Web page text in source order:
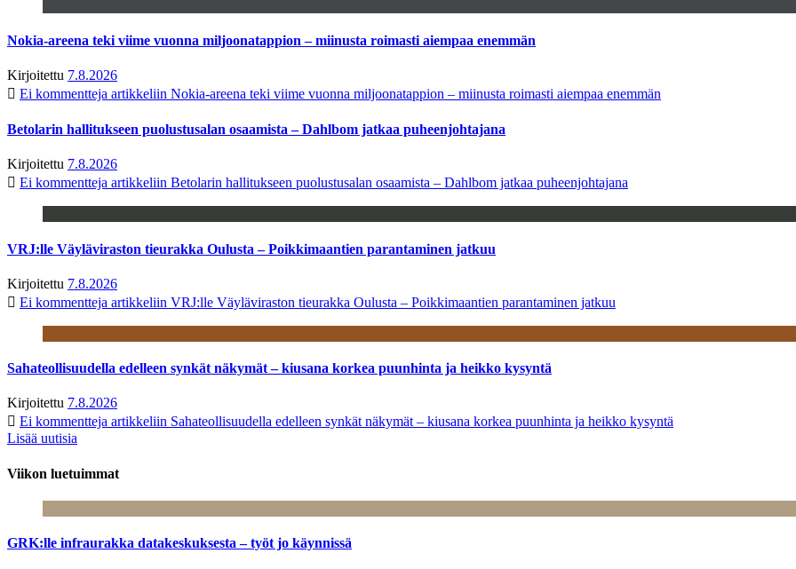
Nokia-areena teki viime vuonna miljoonatappion – miinusta roimasti aiempaa enemmän
Kirjoitettu 7.8.2026
Ei kommentteja artikkeliin Nokia-areena teki viime vuonna miljoonatappion – miinusta roimasti aiempaa enemmän
Betolarin hallitukseen puolustusalan osaamista – Dahlbom jatkaa puheenjohtajana
Kirjoitettu 7.8.2026
Ei kommentteja artikkeliin Betolarin hallitukseen puolustusalan osaamista – Dahlbom jatkaa puheenjohtajana
VRJ:lle Väyläviraston tieurakka Oulusta – Poikkimaantien parantaminen jatkuu
Kirjoitettu 7.8.2026
Ei kommentteja artikkeliin VRJ:lle Väyläviraston tieurakka Oulusta – Poikkimaantien parantaminen jatkuu
Sahateollisuudella edelleen synkät näkymät – kiusana korkea puunhinta ja heikko kysyntä
Kirjoitettu 7.8.2026
Ei kommentteja artikkeliin Sahateollisuudella edelleen synkät näkymät – kiusana korkea puunhinta ja heikko kysyntä
Lisää uutisia
Viikon luetuimmat
GRK:lle infraurakka datakeskuksesta – työt jo käynnissä